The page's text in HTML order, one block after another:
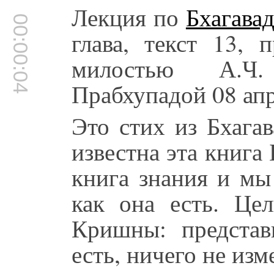
00:00:04 Лекция по
глава, текст 13,
милостью А.Ч.
Прабхупадой 08
Это стих из
известна эта
книга знания и мы
как она есть.
Кришны:
есть, ничего не